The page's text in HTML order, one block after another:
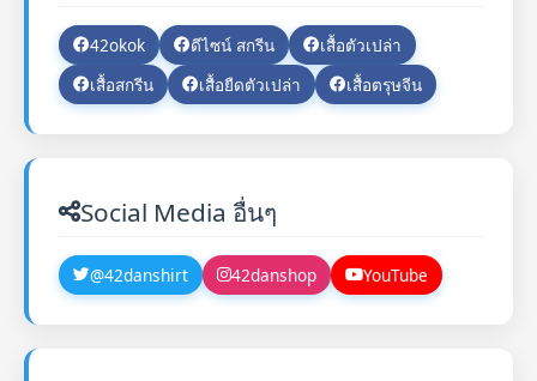
42okok ดีไซน์ สกรีน
เสื้อตัวเปล่า
เสื้อสกรีน
เสื้อยืดตัวเปล่า เสื้อตรุษจีน
Social Media อื่นๆ
@42danshirt 42danshop YouTube